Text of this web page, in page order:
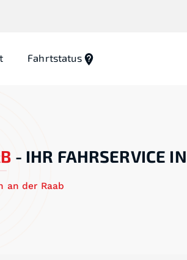
Fahrtstatus
- IHR FAHRSERVICE
an der Raab